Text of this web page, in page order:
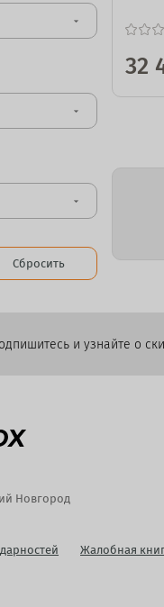
arrow_drop_down
arrow_drop_down
arrow_drop_down
Сбросить
32
и узнайте о
Новгород
Жалобная